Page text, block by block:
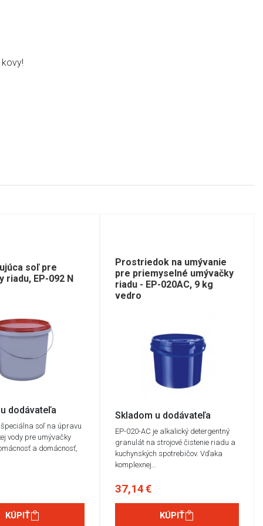
soľ pre
riadu, EP-092 N
dodávateľa
špeciálna soľ na úpravu
vody pre umývačky
a domácnosť,
KÚPIŤ
Prostriedok na umývanie
pre priemyselné umývačky
riadu - EP-020AC, 9 kg
vedro
Skladom u dodávateľa
EP-020-AC je alkalický detergentný
granulát na strojové čistenie riadu a
kuchynských spotrebičov. Vďaka
komplexnej…
37,14 €
KÚPIŤ